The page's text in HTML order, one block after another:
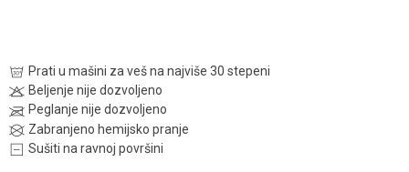
Prati u mašini za veš na najviše 30 stepeni
Beljenje nije dozvoljeno
Peglanje nije dozvoljeno
Zabranjeno hemijsko pranje
Sušiti na ravnoj površini